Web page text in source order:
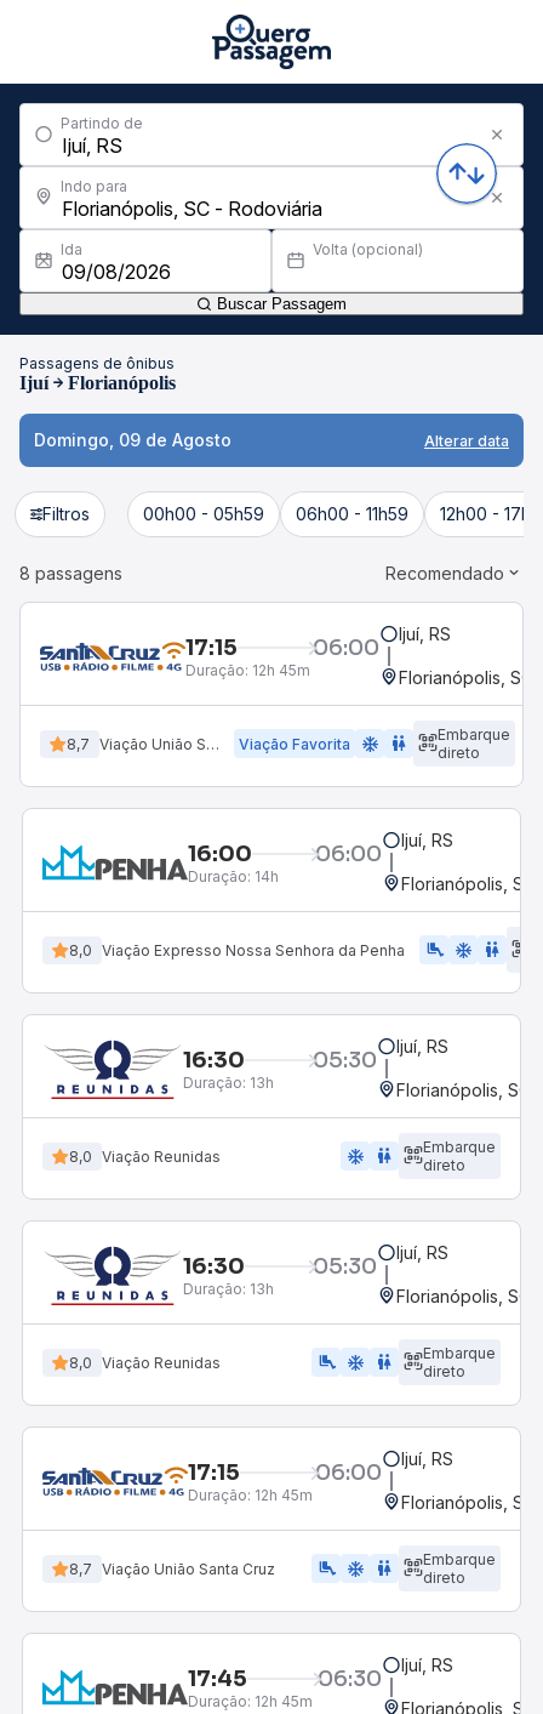
Partindo de
Indo para
Ida Volta (opcional)
Buscar Passagem
Passagens de ônibus
Ijuí Florianópolis
Domingo, 09 de Agosto Alterar data
Filtros 00h00 - 05h59 06h00 - 11h59 12h00 -
8 passagens Recomendado
17:15 06:00
Duração: 12h 45m
Ijuí, RS
Florianópolis, SC
8,7 Viação União Santa Cruz Viação Favorita ac_unit wc
Embarque
direto
16:00 06:00
Duração: 14h
Ijuí, RS
Florianópolis, SC
8,0 Viação Expresso Nossa Senhora da Penha airline_seat_legroom_extra ac_unit WC
16:30 05:30
Duração: 13h
Ijuí, RS
Florianópolis, SC
8,0 Viação Reunidas ac_unit wc
Embarque
direto
16:30 05:30
Duração: 13h
Ijuí, RS
Florianópolis, SC
8,0 Viação Reunidas airline_seat_legroom_extra ac_unit wc
Embarque
direto
17:15 06:00
Duração: 12h 45m
Ijuí, RS
Florianópolis, SC
8,7 Viação União Santa Cruz airline_seat_legroom_extra ac_unit wc
Embarque
direto
17:45 06:30
Duração: 12h 45m
Ijuí, RS
Florianópolis, SC